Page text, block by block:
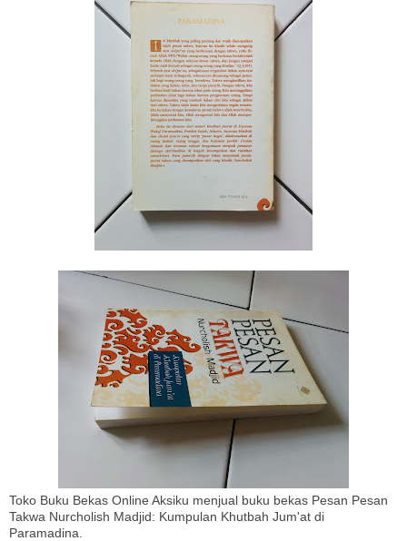
Toko Buku Bekas Online Aksiku menjual buku bekas Pesan Pesan
Takwa Nurcholish Madjid: Kumpulan Khutbah Jum'at di
Paramadina.